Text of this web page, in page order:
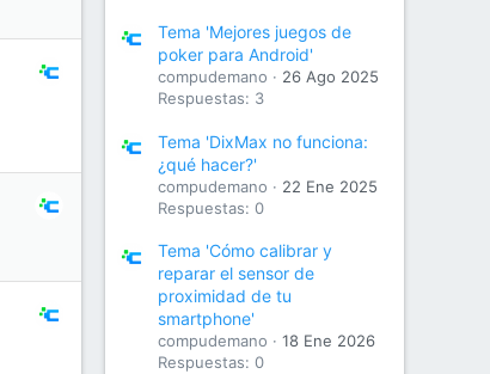
Tema 'Mejores juegos de
poker para Android'
compudemano
26 Ago 2025
Respuestas: 3
Tema 'DixMax no funciona:
¿qué hacer?'
compudemano
22 Ene 2025
Respuestas: 0
Tema 'Cómo calibrar y
reparar el sensor de
proximidad de tu
smartphone'
compudemano
18 Ene 2026
Respuestas: 0